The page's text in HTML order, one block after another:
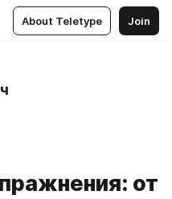
About Teletype Join
от